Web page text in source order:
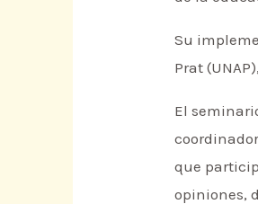
Su
Prat
El
que
opiniones,